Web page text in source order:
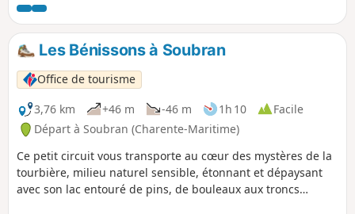
Saint-Thomas-de-Conac et quelques beaux exemples de
bâtis traditionnels.
Les Bénissons à Soubran
Office de tourisme
3,76 km
+46 m -46 m 1h 10
Facile
Départ à Soubran (Charente-Maritime)
Ce petit circuit vous transporte au cœur des mystères de la
tourbière, milieu naturel sensible, étonnant et dépaysant
avec son lac entouré de pins, de bouleaux aux troncs